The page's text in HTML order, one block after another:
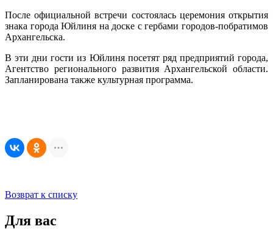
После официальной встречи состоялась церемония открытия
знака города Юйлиня на доске с гербами городов-побратимов
Архангельска.
В эти дни гости из Юйлиня посетят ряд предприятий города,
Агентство регионального развития Архангельской области.
Запланирована также культурная программа.
Возврат к списку
Для вас